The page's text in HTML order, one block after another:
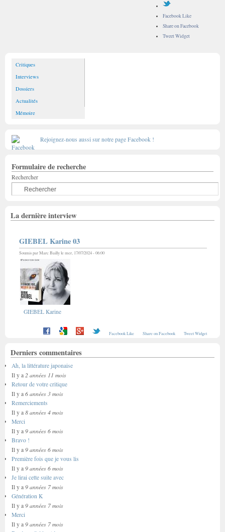
Facebook Like
Share on Facebook
Tweet Widget
Critiques
Interviews
Dossiers
Actualités
Mémoire
Rejoignez-nous aussi sur notre page Facebook !
Formulaire de recherche
Rechercher
La dernière interview
GIEBEL Karine 03
Soumis parMarc Baillyle mer, 17/07/2024 - 06:00
GIEBEL Karine
Facebook Like Share on Facebook Tweet Widget
Derniers commentaires
Ah, la littérature japonaise
Il y a 2 années 11 mois
Retour de votre critique
Il y a 6 années 3 mois
Remerciements
Il y a 8 années 4 mois
Merci
Il y a 9 années 6 mois
Bravo !
Il y a 9 années 6 mois
Première fois que je vous lis
Il y a 9 années 6 mois
Je lirai cette suite avec
Il y a 9 années 7 mois
Génération K
Il y a 9 années 7 mois
Merci
Il y a 9 années 7 mois